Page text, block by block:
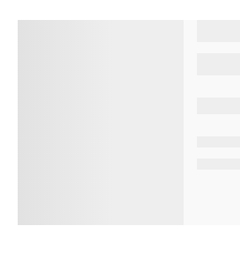
Cha tôi, người ở lại